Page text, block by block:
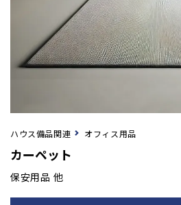
ハウス備品関連 オフィス用品
カーペット
保安用品 他